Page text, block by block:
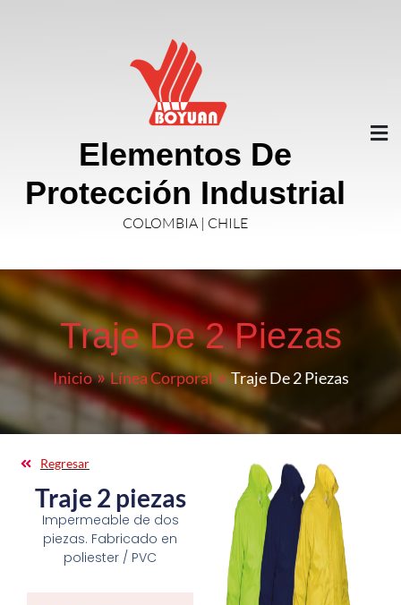
Elementos De
Protección Industrial
COLOMBIA | CHILE
Traje De 2 Piezas
Inicio Línea Corporal Traje De 2 Piezas
Traje 2 piezas
Impermeable de dos
piezas. Fabricado en
poliester / PVC
Regresar